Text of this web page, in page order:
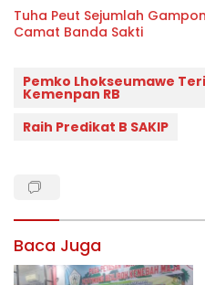
Tuha Peut Sejumlah
Camat Banda Sakti
Pemko Lhokseumawe
Kemenpan RB
Raih Predikat B SAKIP
Baca Juga